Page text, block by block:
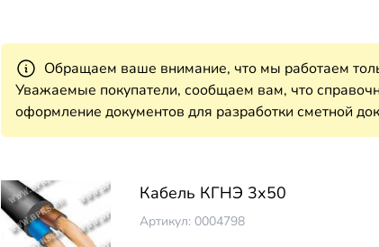
Обращаем ваше внимание, что мы работаем
Уважаемые покупатели, сообщаем вам, что
оформление документов для разработки сметной
Кабель КГНЭ 3х50
Артикул: 0004798